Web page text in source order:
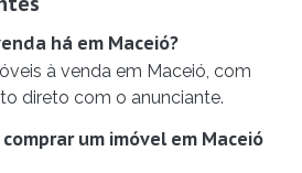
há em Maceió?
à venda em Maceió, com
direto com o anunciante.
um imóvel em Maceió